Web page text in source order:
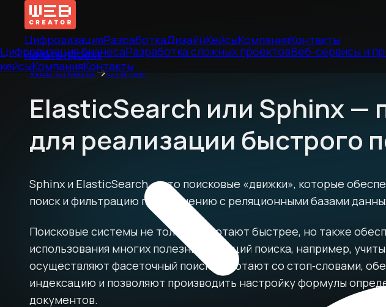
ЦифровизацияРазработкаДизайнКейсыКомпанияКонтакты
Начать проект
Цифровизация бизнесаРазработка сложных проектовВеб-сервисы и
кейсыКомпанияКонтакты
Web Creator→Статьи
ElasticSearch или Sphinx —
для реализации быстрого
Sphinx и ElasticSearch — это поисковые «движки», которые
поиск и фильтрацию по сравнению с реляционными базами
Поисковые системы не только работают быстрее, но также
использования многих полезных функций поиска, например,
осуществляют фасеточный поиск, работают со стоп‑словами,
индексацию и позволяют производить настройку формулы
документов.